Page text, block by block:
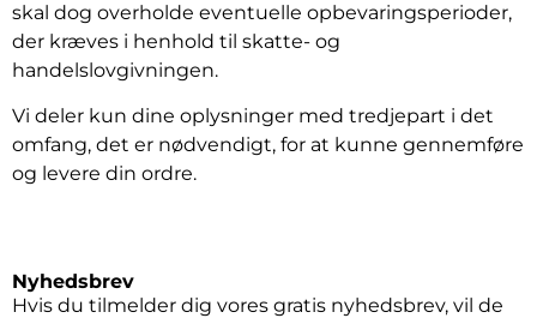
skal dog overholde eventuelle opbevaringsperioder,
der kræves i henhold til skatte- og
handelslovgivningen.
Vi deler kun dine oplysninger med tredjepart i det
omfang, det er nødvendigt, for at kunne gennemføre
og levere din ordre.
Nyhedsbrev
Hvis du tilmelder dig vores gratis nyhedsbrev, vil de